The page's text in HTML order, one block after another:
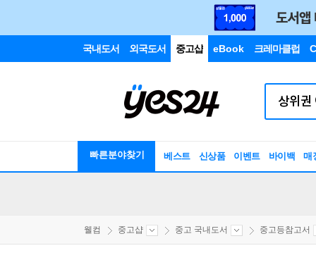
국내도서 외국도서 중고샵 eBook 크레마클럽
빠른분야찾기 베스트 신상품 이벤트 바이백 매
웰컴 중고샵 중고 국내도서 중고등참고서